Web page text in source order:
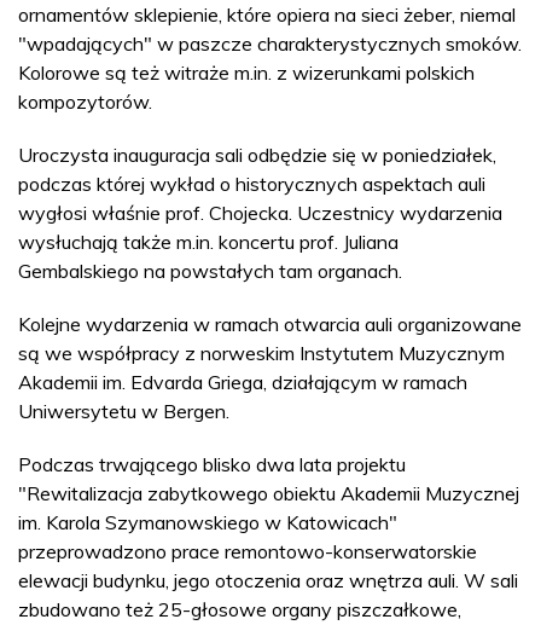
ornamentów sklepienie, które opiera na sieci żeber, niemal
"wpadających" w paszcze charakterystycznych smoków.
Kolorowe są też witraże m.in. z wizerunkami polskich
kompozytorów.
Uroczysta inauguracja sali odbędzie się w poniedziałek,
podczas której wykład o historycznych aspektach auli
wygłosi właśnie prof. Chojecka. Uczestnicy wydarzenia
wysłuchają także m.in. koncertu prof. Juliana
Gembalskiego na powstałych tam organach.
Kolejne wydarzenia w ramach otwarcia auli organizowane
są we współpracy z norweskim Instytutem Muzycznym
Akademii im. Edvarda Griega, działającym w ramach
Uniwersytetu w Bergen.
Podczas trwającego blisko dwa lata projektu
"Rewitalizacja zabytkowego obiektu Akademii Muzycznej
im. Karola Szymanowskiego w Katowicach"
przeprowadzono prace remontowo-konserwatorskie
elewacji budynku, jego otoczenia oraz wnętrza auli. W sali
zbudowano też 25-głosowe organy piszczałkowe,